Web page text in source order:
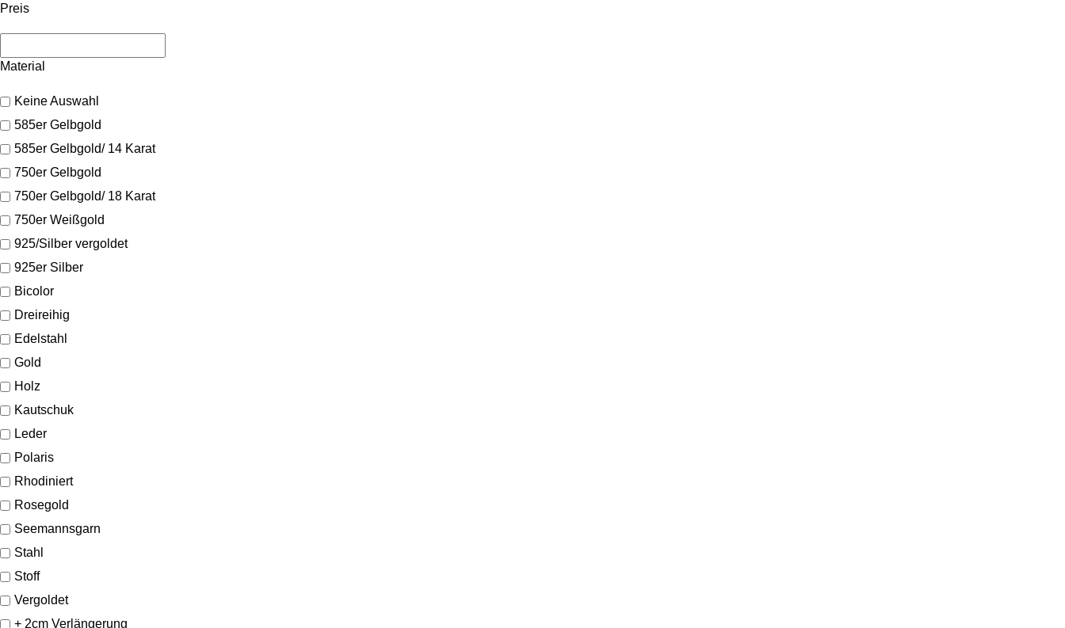
Preis
Material
Keine Auswahl
585er Gelbgold
585er Gelbgold/ 14 Karat
750er Gelbgold
750er Gelbgold/ 18 Karat
750er Weißgold
925/Silber vergoldet
925er Silber
Bicolor
Dreireihig
Edelstahl
Gold
Holz
Kautschuk
Leder
Polaris
Rhodiniert
Rosegold
Seemannsgarn
Stahl
Stoff
Vergoldet
+ 2cm Verlängerung